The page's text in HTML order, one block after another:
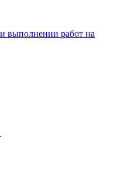
выполнении работ на